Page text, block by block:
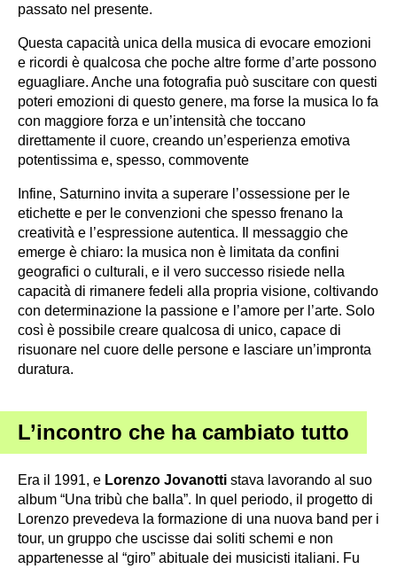
passato nel presente.
Questa capacità unica della musica di evocare emozioni
e ricordi è qualcosa che poche altre forme d’arte possono
eguagliare. Anche una fotografia può suscitare con questi
poteri emozioni di questo genere, ma forse la musica lo fa
con maggiore forza e un’intensità che toccano
direttamente il cuore, creando un’esperienza emotiva
potentissima e, spesso, commovente
Infine, Saturnino invita a superare l’ossessione per le
etichette e per le convenzioni che spesso frenano la
creatività e l’espressione autentica. Il messaggio che
emerge è chiaro: la musica non è limitata da confini
geografici o culturali, e il vero successo risiede nella
capacità di rimanere fedeli alla propria visione, coltivando
con determinazione la passione e l’amore per l’arte. Solo
così è possibile creare qualcosa di unico, capace di
risuonare nel cuore delle persone e lasciare un’impronta
duratura.
L’incontro che ha cambiato tutto
Era il 1991, e Lorenzo Jovanotti stava lavorando al suo
album “Una tribù che balla”. In quel periodo, il progetto di
Lorenzo prevedeva la formazione di una nuova band per i
tour, un gruppo che uscisse dai soliti schemi e non
appartenesse al “giro” abituale dei musicisti italiani. Fu